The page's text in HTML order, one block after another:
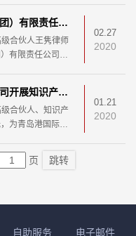
王隽律师应邀为青岛城市建设投资（集团）有限责任公司开展新冠疫情期间合同风险管控培训
合伙人王隽律师
有限责任公司开
02.27
2020
王隽律师应邀为青岛港国际股份有限公司开展知识产权风险防范培训
合伙人、知识产
为青岛港国际股
01.21
2020
页 跳转
自助服务 电子邮件